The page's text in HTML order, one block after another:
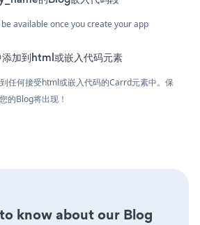
available once you create your app
加到html或嵌入代码元素
任何接受html或嵌入代码的Carrd元素中。保
的Blog将出现！
know about our Blog